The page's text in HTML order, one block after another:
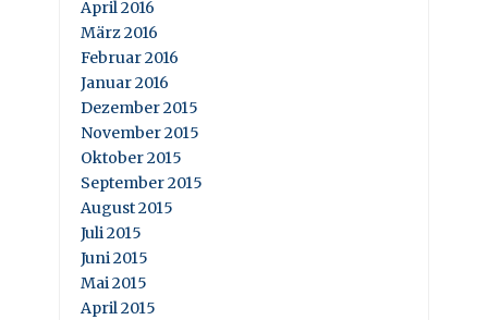
April 2016
März 2016
Februar 2016
Januar 2016
Dezember 2015
November 2015
Oktober 2015
September 2015
August 2015
Juli 2015
Juni 2015
Mai 2015
April 2015